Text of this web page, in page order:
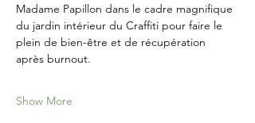
Madame Papillon dans le cadre magnifique
du jardin intérieur du Craffiti pour faire le
plein de bien-être et de récupération
après burnout.
Show More